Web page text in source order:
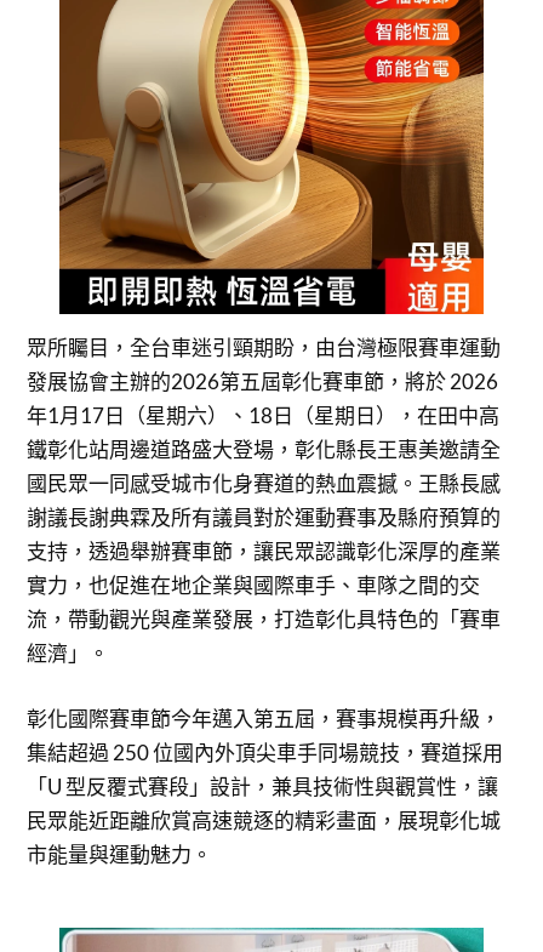
眾所矚目，全台車迷引頸期盼，由台灣極限賽車運動
發展協會主辦的2026第五屆彰化賽車節，將於 2026
年1月17日（星期六）、18日（星期日），在田中高
鐵彰化站周邊道路盛大登場，彰化縣長王惠美邀請全
國民眾一同感受城市化身賽道的熱血震撼。王縣長感
謝議長謝典霖及所有議員對於運動賽事及縣府預算的
支持，透過舉辦賽車節，讓民眾認識彰化深厚的產業
實力，也促進在地企業與國際車手、車隊之間的交
流，帶動觀光與產業發展，打造彰化具特色的「賽車
經濟」。
彰化國際賽車節今年邁入第五屆，賽事規模再升級，
集結超過 250 位國內外頂尖車手同場競技，賽道採用
「U 型反覆式賽段」設計，兼具技術性與觀賞性，讓
民眾能近距離欣賞高速競逐的精彩畫面，展現彰化城
市能量與運動魅力。